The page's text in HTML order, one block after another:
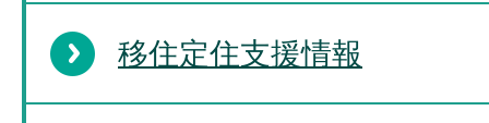
移住定住支援情報